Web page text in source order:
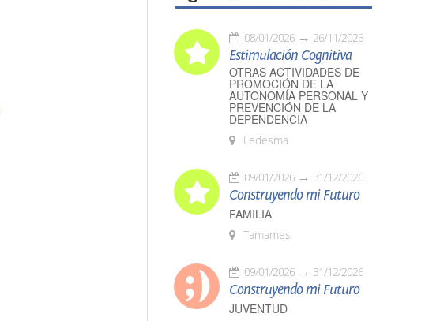
08/01/2026 26/11/2026
Estimulación Cognitiva
OTRAS ACTIVIDADES DE
PROMOCIÓN DE LA
AUTONOMÍA PERSONAL Y
PREVENCIÓN DE LA
DEPENDENCIA
Ledesma
09/01/2026 31/12/2026
Construyendo mi Futuro
FAMILIA
Tamames
09/01/2026 31/12/2026
Construyendo mi Futuro
JUVENTUD